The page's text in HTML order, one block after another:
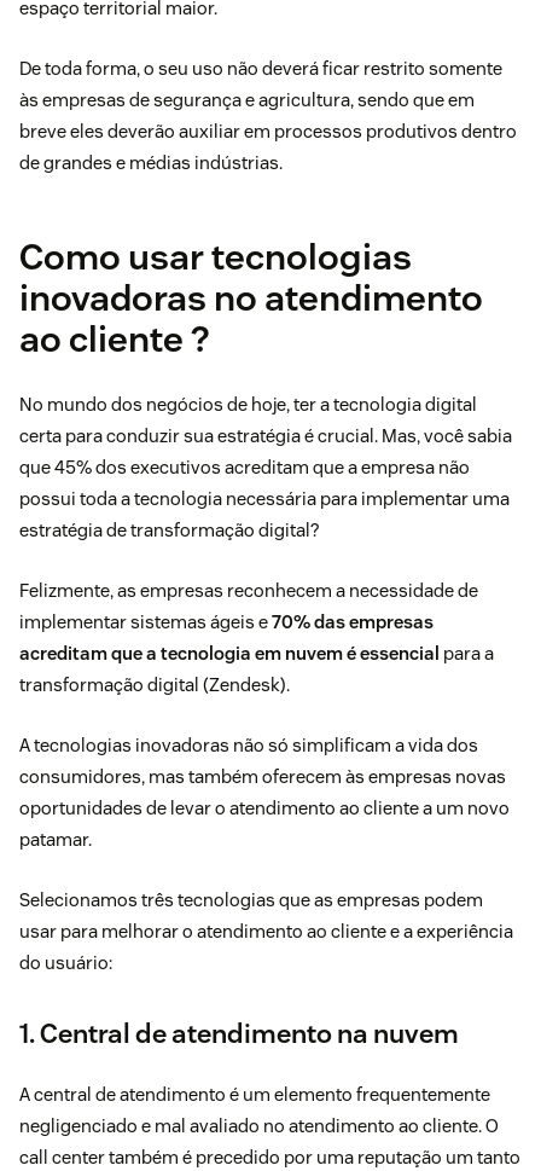
espaço territorial maior.
De toda forma, o seu uso não deverá ficar restrito somente
às empresas de segurança e agricultura, sendo que em
breve eles deverão auxiliar em processos produtivos dentro
de grandes e médias indústrias.
Como usar tecnologias
inovadoras no atendimento
ao cliente ?
No mundo dos negócios de hoje, ter a tecnologia digital
certa para conduzir sua estratégia é crucial. Mas, você sabia
que45% dos executivos acreditam que a empresa não
possui toda a tecnologia necessária para implementar uma
estratégia de transformação digital?
Felizmente, as empresas reconhecem a necessidade de
implementar sistemas ágeis e70% das empresas
acreditam que a tecnologia em nuvem é essencial para a
transformação digital (Zendesk).
A tecnologias inovadoras não só simplificam a vida dos
consumidores, mas também oferecem às empresas novas
oportunidades de levar o atendimento ao cliente a um novo
patamar.
Selecionamos três tecnologias que as empresas podem
usar para melhorar o atendimento ao cliente e a experiência
do usuário:
1. Central de atendimento na nuvem
Acentral de atendimento é um elemento frequentemente
negligenciado e mal avaliado no atendimento ao cliente. O
call center também é precedido por uma reputação um tanto